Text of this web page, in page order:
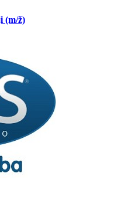
(m/ž)